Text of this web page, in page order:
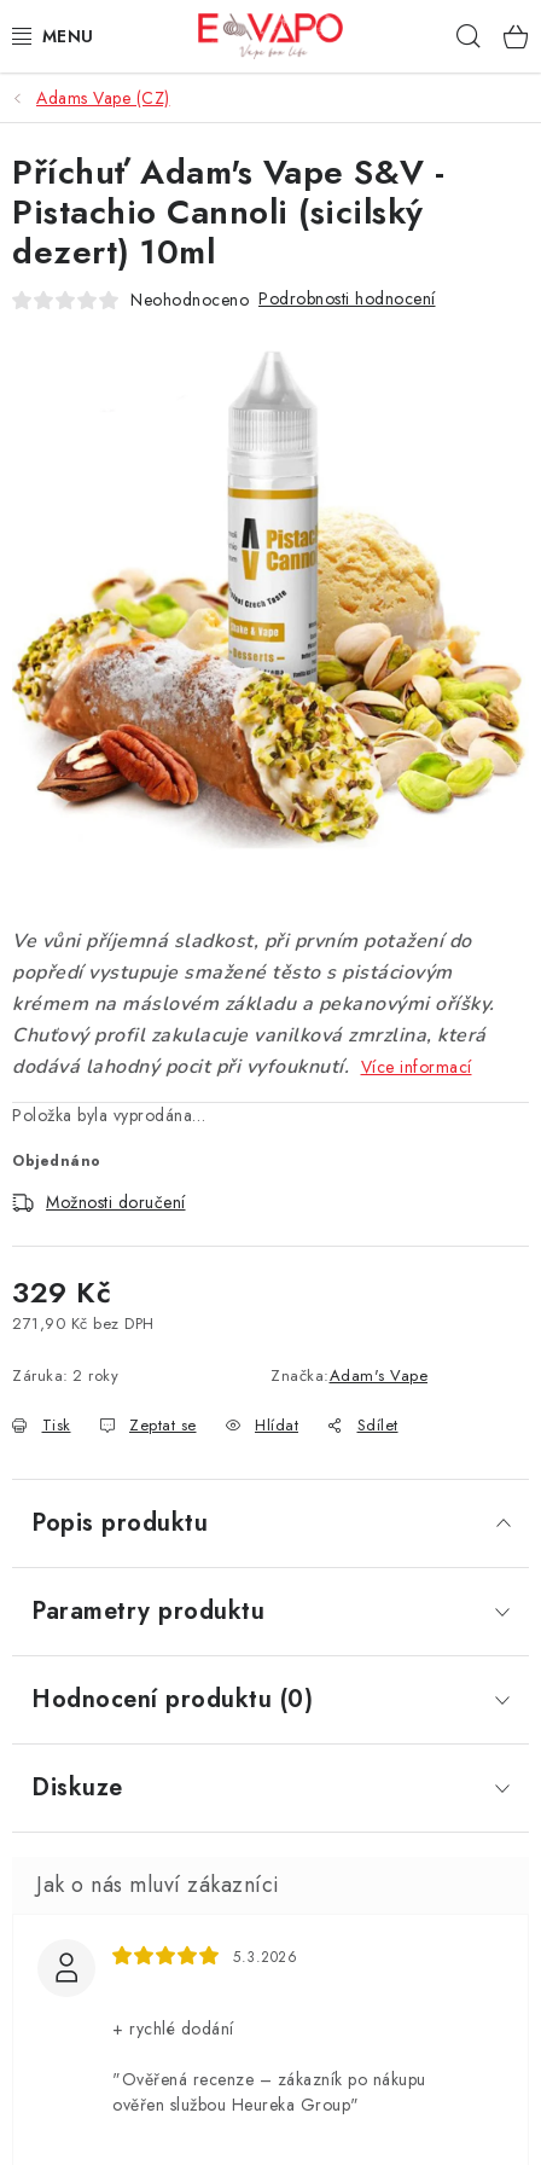
na
3D TISK
TIPY ZA DOBROU CENU
AROMATA A PŘÍCHUTĚ
BÁZE
ATOMIZÉRY A CARTRIDGE
DIY
BATERIE A NABÍJEČKY
GRIPY & MODY
PŘÍSLUŠENSTVÍ
ZNAČKY
Vše o nákupu Jak reklamovat či vrátit zboží
Kontakty
Adams Vape (CZ)
Ve vůni příjemná sladkost, při prvním potažení do
popředí vystupuje smažené těsto s pistáciovým
krémem na máslovém základu a pekanovými oříšky.
Chuťový profil zakulacuje vanilková zmrzlina, která
dodává lahodný pocit při vyfouknutí. Více informací
Položka byla vyprodána…
Objednáno
Možnosti doručení
329 Kč
271,90 Kč bez DPH
Záruka: 2 roky Značka:Adam's Vape
Tisk Zeptat se Hlídat Sdílet
Příchuť Adam's Vape S&V -
Pistachio Cannoli (sicilský
dezert) 10ml
Neohodnoceno Podrobnosti hodnocení
Popis produktu
Parametry produktu
Hodnocení produktu (0)
Diskuze
5.3.2026
+ rychlé dodání
"Ověřená recenze – zákazník po nákupu
ověřen službou Heureka Group"